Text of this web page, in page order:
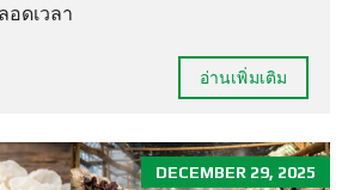
อดเวลา
อ่านเพิ่มเติม
DECEMBER 29, 2025